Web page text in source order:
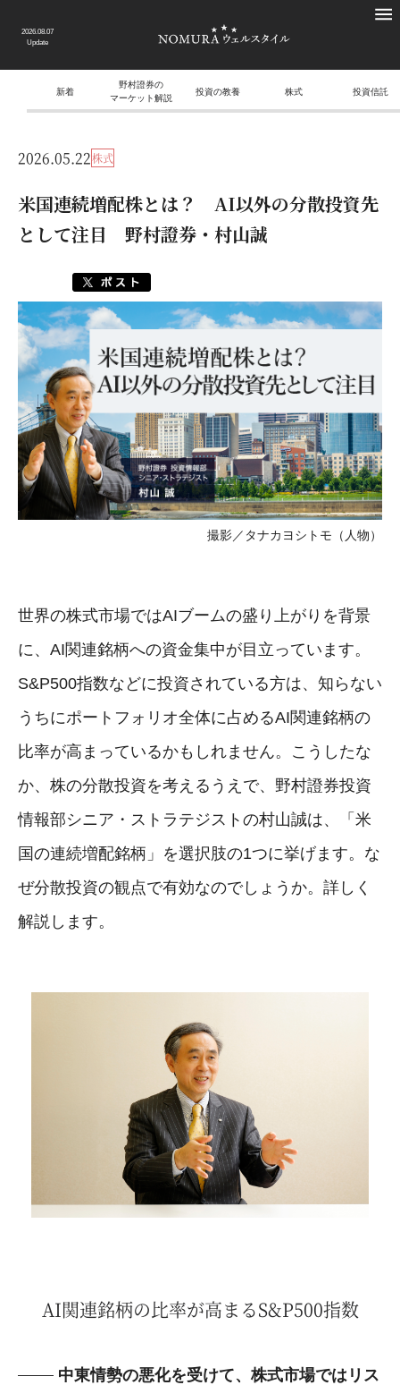
2026.08.07
Update
新着
野村證券の
マーケット解説
投資の教養 株式 投資信託
2026.05.22株式
米国連続増配株とは？ AI以外の分散投資先
として注目 野村證券・村山誠
撮影／タナカヨシトモ（人物）
世界の株式市場ではAIブームの盛り上がりを背景
に、AI関連銘柄への資金集中が目立っています。
S&P500指数などに投資されている方は、知らない
うちにポートフォリオ全体に占めるAI関連銘柄の
比率が高まっているかもしれません。こうしたな
か、株の分散投資を考えるうえで、野村證券投資
情報部シニア・ストラテジストの村山誠は、「米
国の連続増配銘柄」を選択肢の1つに挙げます。な
ぜ分散投資の観点で有効なのでしょうか。詳しく
解説します。
AI関連銘柄の比率が高まるS&P500指数
中東情勢の悪化を受けて、株式市場ではリス